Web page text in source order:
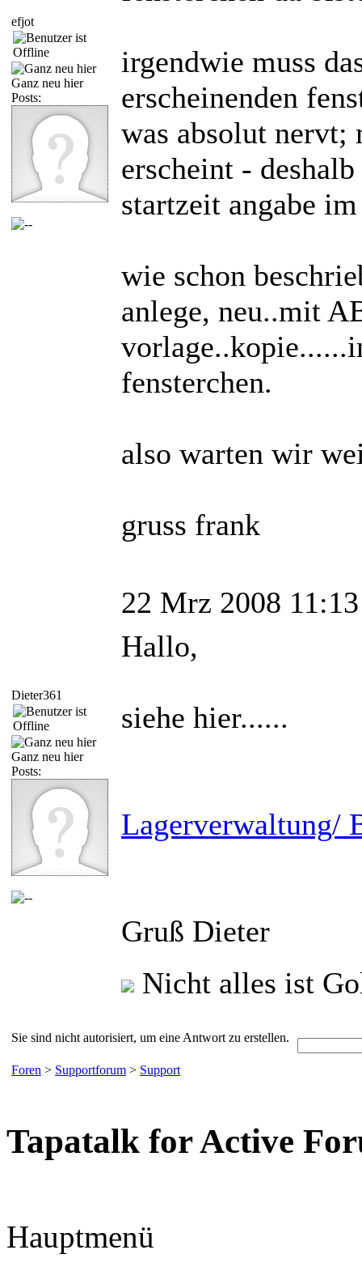
efjot
Ganz neu hier
Posts:
irgendwie muss
erscheinenden
was absolut nervt;
erscheint -
startzeit angabe
wie schon
anlege, neu..mit
fensterchen.
also warten wir
gruss frank
Dieter361
Ganz neu hier
Posts:
22 Mrz 2008 11:13
Hallo,
siehe hier......
Lagerverwaltung/
Gruß Dieter
Nicht alles ist
Sie sind nicht autorisiert, um eine Antwort zu erstellen.
Foren > Supportforum > Support
Tapatalk for Active
Hauptmenü